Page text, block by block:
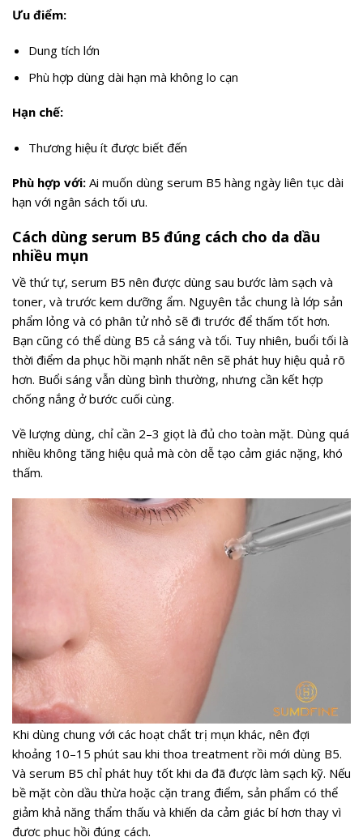
Ưu điểm:
Dung tích lớn
Phù hợp dùng dài hạn mà không lo cạn
Hạn chế:
Thương hiệu ít được biết đến
Phù hợp với: Ai muốn dùng serum B5 hàng ngày liên tục dài
hạn với ngân sách tối ưu.
Cách dùng serum B5 đúng cách cho da dầu
nhiều mụn
Về thứ tự, serum B5 nên được dùng sau bước làm sạch và
toner, và trước kem dưỡng ẩm. Nguyên tắc chung là lớp sản
phẩm lỏng và có phân tử nhỏ sẽ đi trước để thấm tốt hơn.
Bạn cũng có thể dùng B5 cả sáng và tối. Tuy nhiên, buổi tối là
thời điểm da phục hồi mạnh nhất nên sẽ phát huy hiệu quả rõ
hơn. Buổi sáng vẫn dùng bình thường, nhưng cần kết hợp
chống nắng ở bước cuối cùng.
Về lượng dùng, chỉ cần 2–3 giọt là đủ cho toàn mặt. Dùng quá
nhiều không tăng hiệu quả mà còn dễ tạo cảm giác nặng, khó
thấm.
Khi dùng chung với các hoạt chất trị mụn khác, nên đợi
khoảng 10–15 phút sau khi thoa treatment rồi mới dùng B5.
Và serum B5 chỉ phát huy tốt khi da đã được làm sạch kỹ. Nếu
bề mặt còn dầu thừa hoặc cặn trang điểm, sản phẩm có thể
giảm khả năng thẩm thấu và khiến da cảm giác bí hơn thay vì
được phục hồi đúng cách.